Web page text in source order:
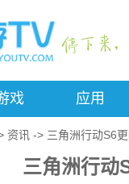
戏 应用
资讯 -> 三角洲行动S6
三角洲行动